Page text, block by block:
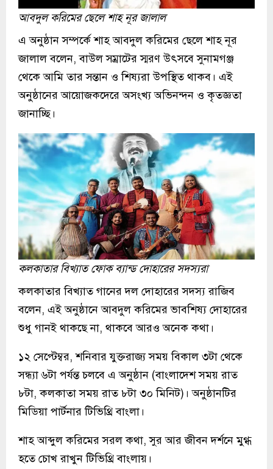
আবদুল করিমের ছেলে শাহ নূর জালাল
এ অনুষ্ঠান সম্পর্কে শাহ আবদুল করিমের ছেলে শাহ নূর
জালাল বলেন, বাউল সম্রাটের স্মরণ উৎসবে সুনামগঞ্জ
থেকে আমি তার সন্তান ও শিষ্যরা উপস্থিত থাকব। এই
অনুষ্ঠানের আয়োজকদেরে অসংখ্য অভিনন্দন ও কৃতজ্ঞতা
জানাচ্ছি।
কলকাতার বিখ্যাত ফোক ব্যান্ড দোহারের সদস্যরা
কলকাতার বিখ্যাত গানের দল দোহারের সদস্য রাজিব
বলেন, এই অনুষ্ঠানে আবদুল করিমের ভাবশিষ্য দোহারের
শুধু গানই থাকছে না, থাকবে আরও অনেক কথা।
১২ সেপ্টেম্বর, শনিবার যুক্তরাজ্য সময় বিকাল ৩টা থেকে
সন্ধ্যা ৬টা পর্যন্ত চলবে এ অনুষ্ঠান (বাংলাদেশ সময় রাত
৮টা, কলকাতা সময় রাত ৮টা ৩০ মিনিট)। অনুষ্ঠানটির
মিডিয়া পার্টনার টিভিথ্রি বাংলা।
শাহ আব্দুল করিমের সরল কথা, সুর আর জীবন দর্শনে মুগ্ধ
হতে চোখ রাখুন টিভিথ্রি বাংলায়।